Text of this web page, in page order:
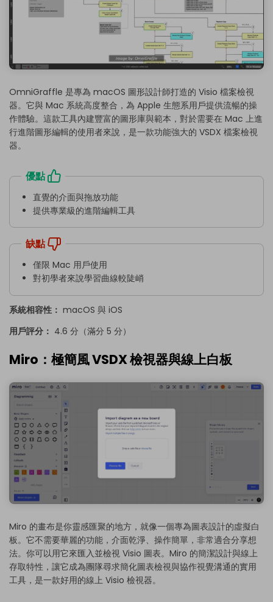
OmniGraffle 是專為 macOS 圖形設計師打造的 Visio 檔案檢視
器。它與 Mac 系統高度整合，為 Apple 生態系用戶提供流暢的操
作體驗。這款工具內建豐富的圖形庫與範本，對於需要在 Mac 上進
行進階圖形編輯的使用者來說，是一款功能強大的 VSDX 檔案檢視
器。
優點
直覺的介面與拖放功能
提供專業級的進階編輯工具
缺點
僅限 Mac 用戶使用
對初學者來說學習曲線較陡峭
系統相容性： macOS 與 iOS
用戶評分： 4.6 分（滿分 5 分）
Miro：極簡風 VSDX 檢視器與線上白板
Miro 的畫布是你靈感匯聚的地方，就像一個專為圖表設計的虛擬白
板。它不需要華麗的功能，介面乾淨、操作簡單，非常適合分享想
法。你可以用它來匯入並檢視 Visio 圖表。Miro 的簡潔設計與線上
存取特性，讓它成為團隊尋求簡化圖表檢視與協作視覺溝通的實用
工具，是一款好用的線上 Visio 檢視器。